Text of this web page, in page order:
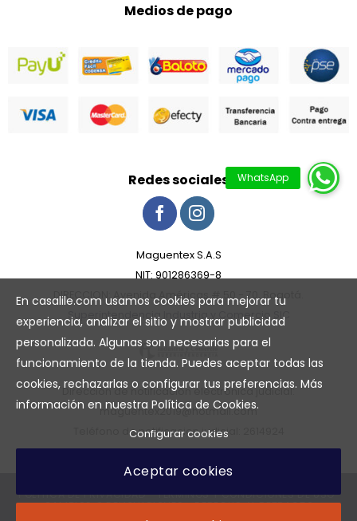
Medios de pago
Redes sociales
Maguentex S.A.S
NIT: 901286369-8
DIRECCION: Avenida Américas # 50 - 70, Bogotá.
Superintendencia Industria y Comercio SIC
Dirección de notificación electrónica judicial:
maguentex2019@hotmail.com
Teléfono de notificacion judicial: 2614924
POLÍTICA DE PRIVACIDAD
TÉRMINOS Y CONDICIONES DE USO
CAMBIOS O DEVOLUCIONES
DERECHO AL RETRACTO
En casalile.com usamos cookies para mejorar tu
experiencia, analizar el sitio y mostrar publicidad
personalizada. Algunas son necesarias para el
funcionamiento de la tienda. Puedes aceptar todas las
cookies, rechazarlas o configurar tus preferencias. Más
información en nuestra Política de Cookies.
Configurar cookies
Aceptar cookies